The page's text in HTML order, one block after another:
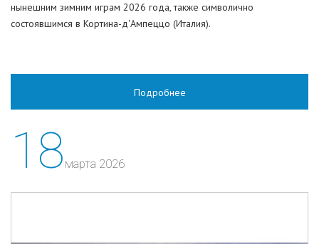
нынешним зимним играм 2026 года, также символично
состоявшимся в Кортина-д'Ампеццо (Италия).
Подробнее
18 марта 2026